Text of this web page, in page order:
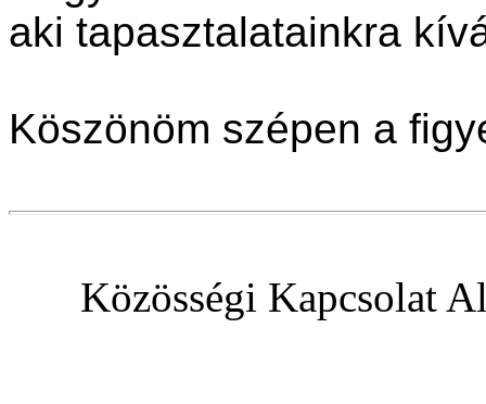
aki tapasztalatainkra
Köszönöm szépen a
Közösségi Kapcsolat